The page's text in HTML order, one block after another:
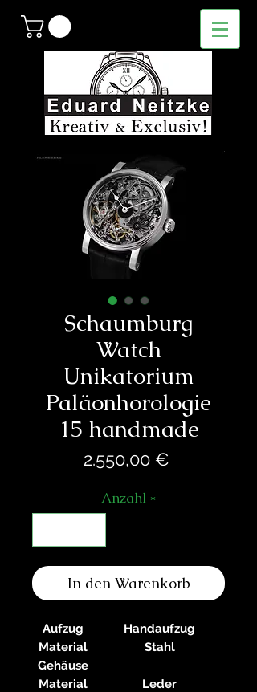
Schaumburg
Watch
Unikatorium
Paläonhorologie
15 handmade
2.550,00 €
Anzahl *
In den Warenkorb
Aufzug
Handaufzug
Material
Gehäuse
Stahl
Material
Leder